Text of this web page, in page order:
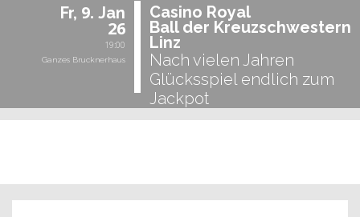
Fr, 9. Jan
26
19:00
Ganzes Brucknerhaus
Ca­si­no Royal
Ball der Kreuz­schwes­tern
Linz
Nach vielen Jahren
Glücksspiel endlich zum
Jackpot